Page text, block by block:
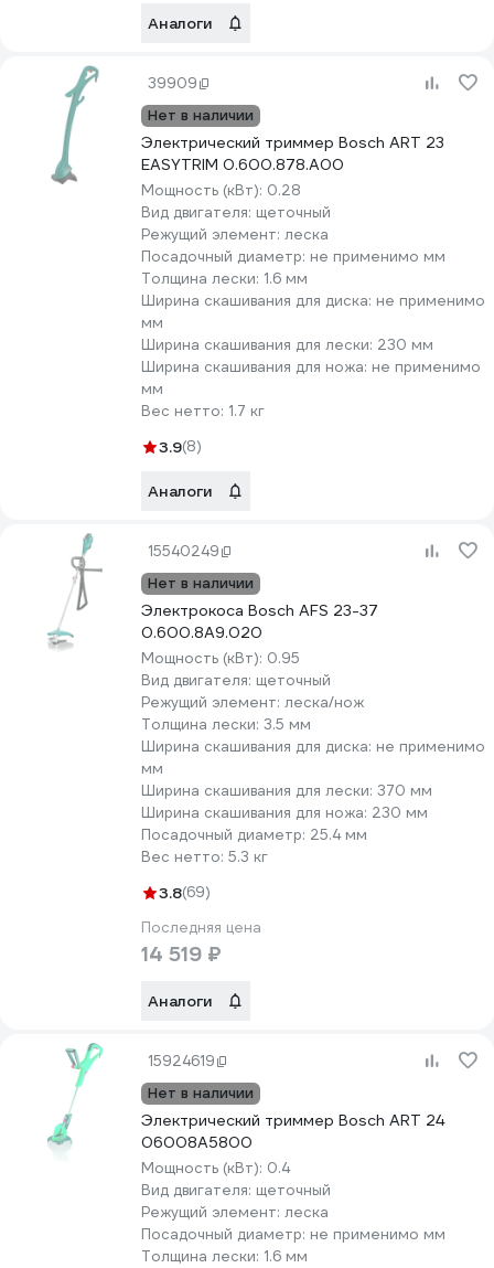
Аналоги
39909
Нет в наличии
Электрический триммер Bosch ART 23
EASYTRIM 0.600.878.А00
Мощность (кВт): 0.28
Вид двигателя: щеточный
Режущий элемент: леска
Посадочный диаметр: не применимо мм
Толщина лески: 1.6 мм
Ширина скашивания для диска: не применимо
мм
Ширина скашивания для лески: 230 мм
Ширина скашивания для ножа: не применимо
мм
Вес нетто: 1.7 кг
3.9(8)
Аналоги
15540249
Нет в наличии
Электрокоса Bosch AFS 23-37
0.600.8A9.020
Мощность (кВт): 0.95
Вид двигателя: щеточный
Режущий элемент: леска/нож
Толщина лески: 3.5 мм
Ширина скашивания для диска: не применимо
мм
Ширина скашивания для лески: 370 мм
Ширина скашивания для ножа: 230 мм
Посадочный диаметр: 25.4 мм
Вес нетто: 5.3 кг
3.8(69)
Последняя цена
14 519 ₽
Аналоги
15924619
Нет в наличии
Электрический триммер Bosch ART 24
06008A5800
Мощность (кВт): 0.4
Вид двигателя: щеточный
Режущий элемент: леска
Посадочный диаметр: не применимо мм
Толщина лески: 1.6 мм